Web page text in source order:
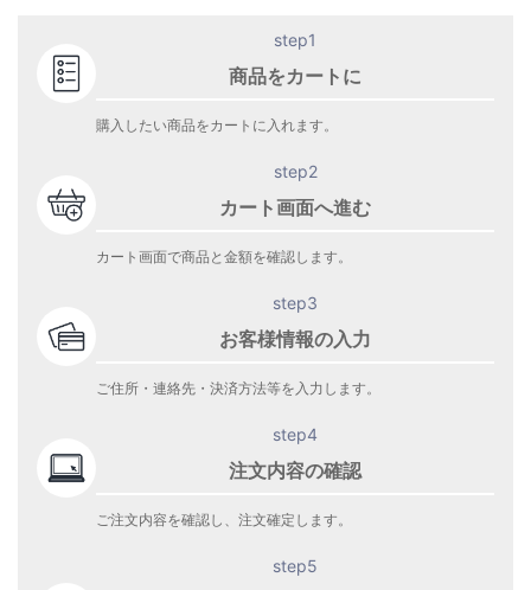
step1
商品をカートに
購入したい商品をカートに入れます。
step2
カート画面へ進む
カート画面で商品と金額を確認します。
step3
お客様情報の入力
ご住所・連絡先・決済方法等を入力します。
step4
注文内容の確認
ご注文内容を確認し、注文確定します。
step5